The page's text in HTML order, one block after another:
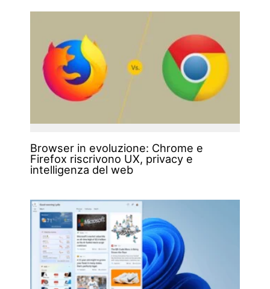
Browser in evoluzione: Chrome e
Firefox riscrivono UX, privacy e
intelligenza del web